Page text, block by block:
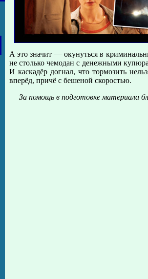
А это значит — окунуться в
не столько чемодан с денежными
И каскадёр догнал, что тормозить
вперёд, причё с бешеной скоростью.
За помощь в подготовке материала